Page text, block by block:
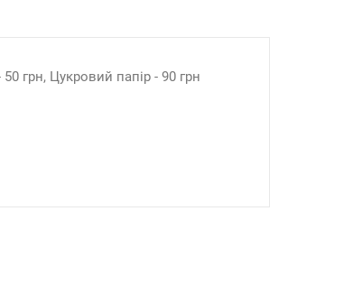
грн, Цукровий папір - 90 грн